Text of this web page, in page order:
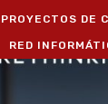
PROYECTOS DE
RED